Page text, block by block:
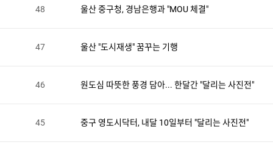
48 울산 중구청, 경남은행과 "MOU 체결"
47 울산 "도시재생" 꿈꾸는 기행
46 원도심 따뜻한 풍경 담아... 한달간 "달리는 사진전"
45 중구 영도시닥터, 내달 10일부터 "달리는 사진전"